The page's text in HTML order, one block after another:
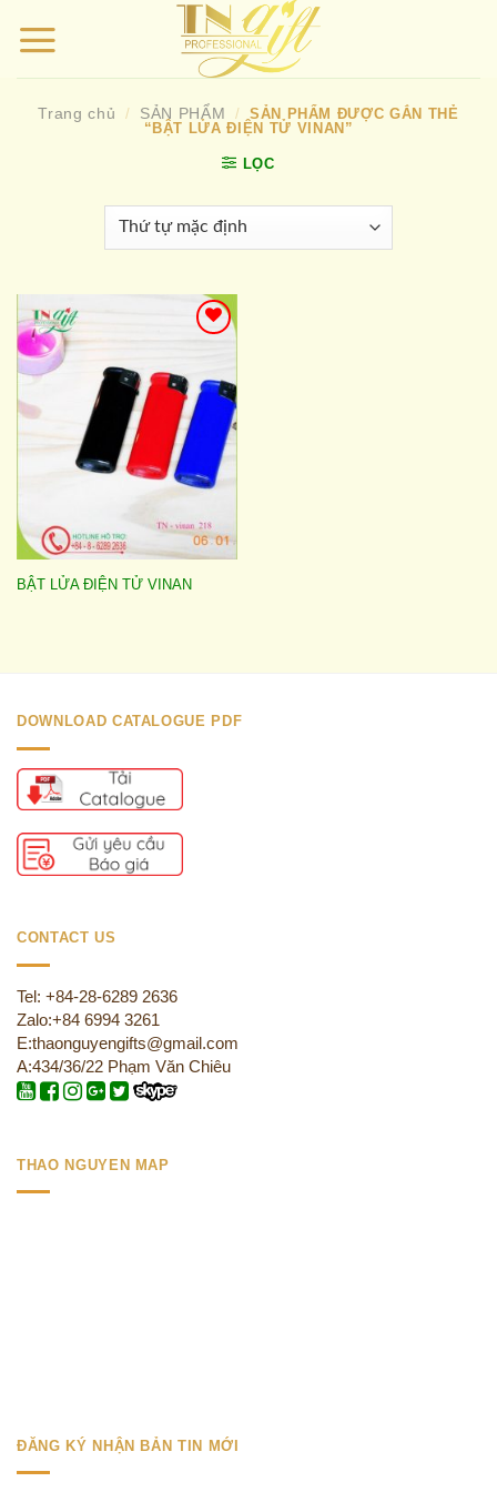
qua
Trang chủ / SẢN PHẨM / SẢN PHẨM ĐƯỢC GẮN THẺ
“BẬT LỬA ĐIỆN TỬ VINAN”
LỌC
wishlist
BẬT LỬA ĐIỆN TỬ VINAN
DOWNLOAD CATALOGUE PDF
CONTACT US
Tel: +84-28-6289 2636
Zalo:+84 6994 3261
E:thaonguyengifts@gmail.com
A:434/36/22 Phạm Văn Chiêu
THAO NGUYEN MAP
ĐĂNG KÝ NHẬN BẢN TIN MỚI